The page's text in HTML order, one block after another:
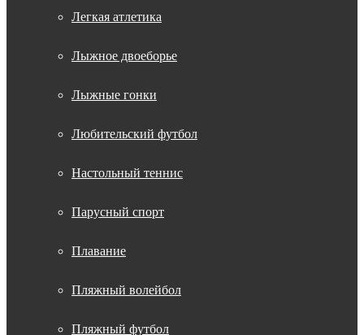
Легкая атлетика
Лыжное двоеборье
Лыжные гонки
Любительский футбол
Настольный теннис
Парусный спорт
Плавание
Пляжный волейбол
Пляжный футбол